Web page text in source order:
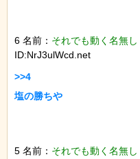
6 名前： それでも動く名無し
ID:NrJ3ulWcd.net
>>4
塩の勝ちや
5 名前： それでも動く名無し